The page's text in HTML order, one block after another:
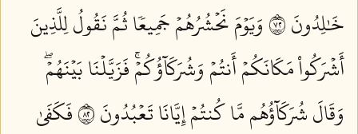
خَٰلِدُونَ ٢٧
وَيَوۡمَ نَحۡشُرُهُمۡ جَمِيعٗا ثُمَّ نَقُولُ لِلَّذِينَ
أَشۡرَكُواْ مَكَانَكُمۡ أَنتُمۡ وَشُرَكَآؤُكُمۡۚ فَزَيَّلۡنَا بَيۡنَهُمۡۖ
وَقَالَ شُرَكَآؤُهُم مَّا كُنتُمۡ إِيَّانَا تَعۡبُدُونَ ٢٨
فَكَفَىٰ